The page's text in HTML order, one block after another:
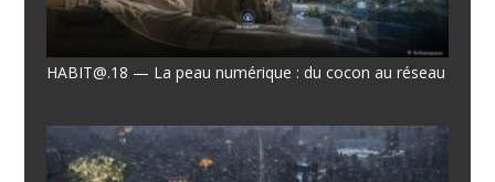
HABIT@.18 — La peau numérique : du cocon au réseau